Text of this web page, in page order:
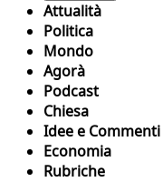
Attualità
Politica
Mondo
Agorà
Podcast
Chiesa
Idee e Commenti
Economia
Rubriche